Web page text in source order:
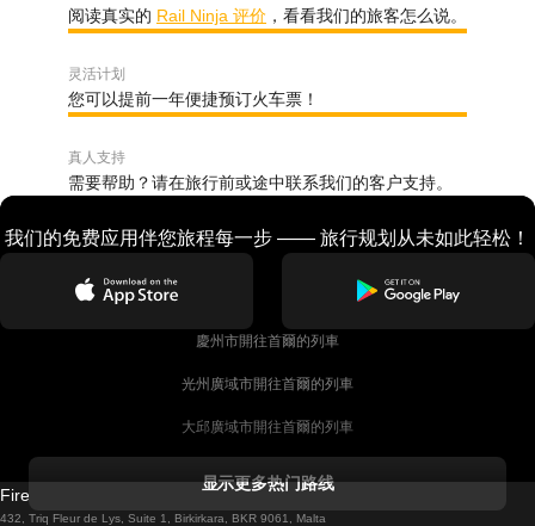
阅读真实的 Rail Ninja 评价 ，看看我们的旅客怎么说。
灵活计划
您可以提前一年便捷预订火车票！
真人支持
需要帮助？请在旅行前或途中联系我们的客户支持。
我们的免费应用伴您旅程每一步 —— 旅行规划从未如此轻松！
慶州市開往首爾的列車
光州廣域市開往首爾的列車
大邱廣域市開往首爾的列車
都柏林開往戈尔韦的列車
显示更多热门路线
Firebird GT Limited (OC 1451)
432, Triq Fleur de Lys, Suite 1, Birkirkara, BKR 9061, Malta